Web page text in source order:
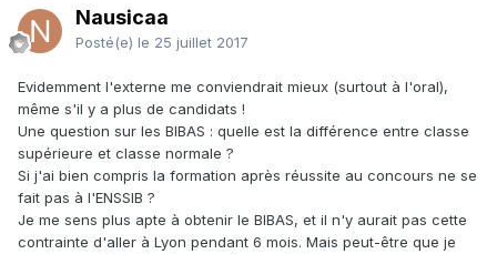
Nausicaa
Posté(e) le 25 juillet 2017
Evidemment l'externe me conviendrait mieux (surtout à l'oral),
même s'il y a plus de candidats !
Une question sur les BIBAS : quelle est la différence entre classe
supérieure et classe normale ?
Si j'ai bien compris la formation après réussite au concours ne se
fait pas à l'ENSSIB ?
Je me sens plus apte à obtenir le BIBAS, et il n'y aurait pas cette
contrainte d'aller à Lyon pendant 6 mois. Mais peut-être que je